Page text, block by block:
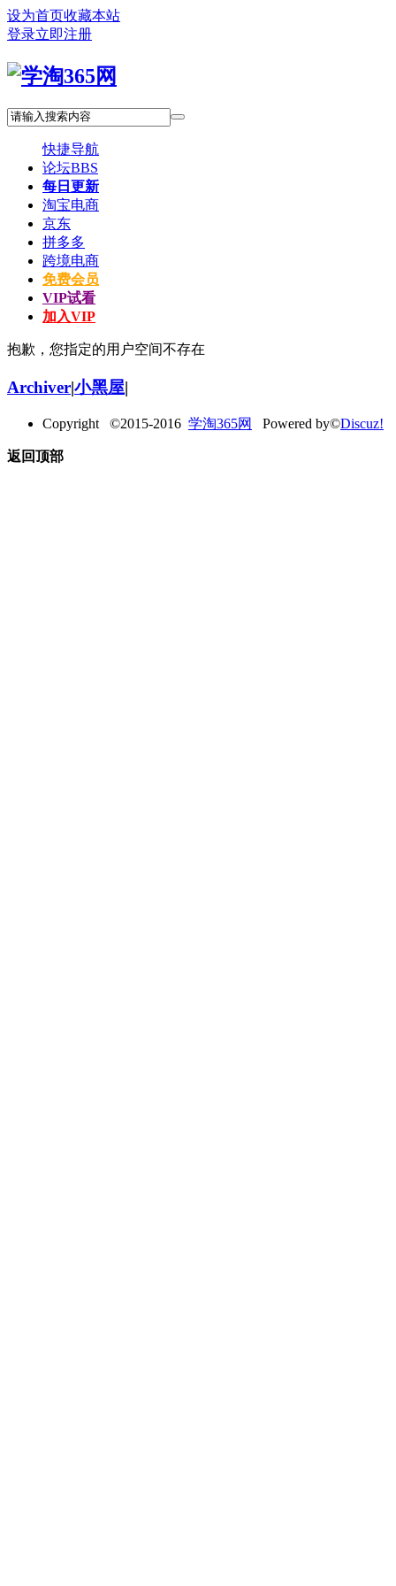
设为首页收藏本站
登录立即注册
快捷导航
论坛BBS
每日更新
淘宝电商
京东
拼多多
跨境电商
免费会员
VIP试看
加入VIP
抱歉，您指定的用户空间不存在
Archiver|小黑屋|
Copyright ©2015-2016 学淘365网 Powered by©Discuz!
返回顶部